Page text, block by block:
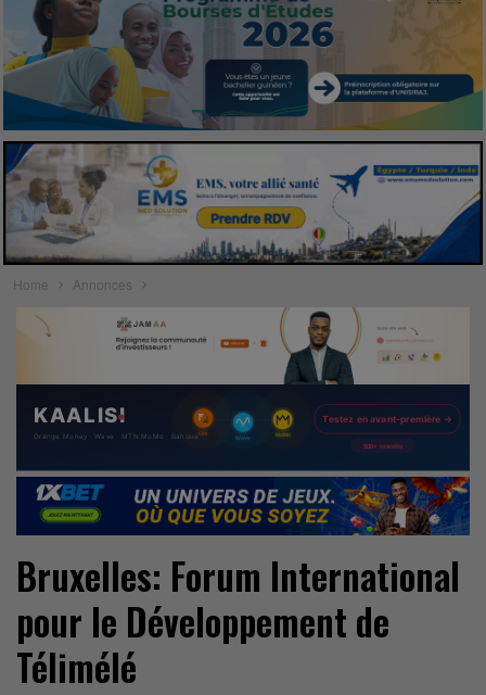
Home Annonces
Bruxelles: Forum International
pour le Développement de
Télimélé